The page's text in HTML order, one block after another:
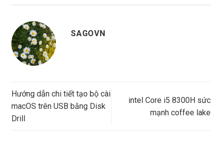
SAGOVN
Hướng dẫn chi tiết tạo bộ cài
macOS trên USB bằng Disk
Drill
intel Core i5 8300H sức
mạnh coffee lake